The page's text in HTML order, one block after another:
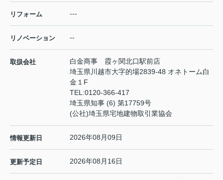
リフォーム ---
リノベーション --
取扱会社
白金商事 霞ヶ関北口駅前店
埼玉県川越市大字的場2839-48 オネトーム白
金１F
TEL:0120-366-417
埼玉県知事 (6) 第17759号
(公社)埼玉県宅地建物取引業協会
情報更新日 2026年08月09日
更新予定日 2026年08月16日